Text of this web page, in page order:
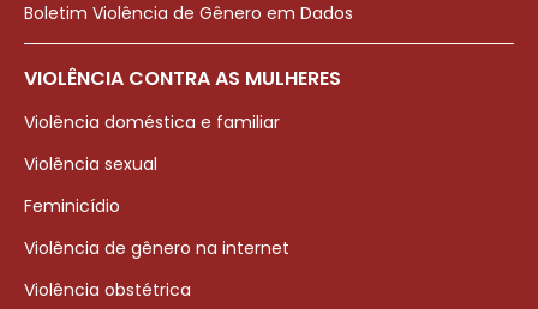
Boletim Violência de Gênero em Dados
VIOLÊNCIA CONTRA AS MULHERES
Violência doméstica e familiar
Violência sexual
Feminicídio
Violência de gênero na internet
Violência obstétrica